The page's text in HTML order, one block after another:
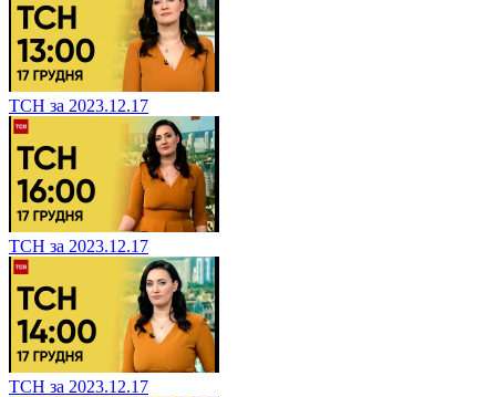
ТСН за 2023.12.17
ТСН за 2023.12.17
ТСН за 2023.12.17